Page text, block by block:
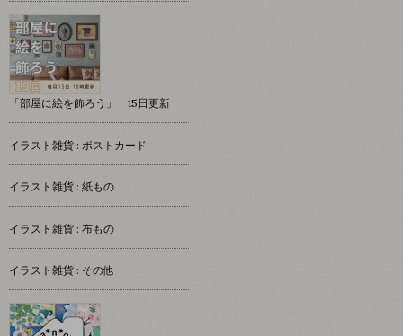
「部屋に絵を飾ろう」 15日更新
イラスト雑貨 : ポストカード
イラスト雑貨 : 紙もの
イラスト雑貨 : 布もの
イラスト雑貨 : その他